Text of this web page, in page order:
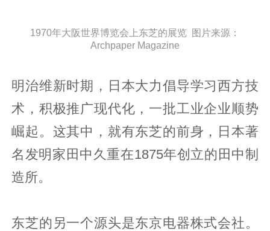
1970年大阪世界博览会上东芝的展览 图片来源：
Archpaper Magazine
明治维新时期，日本大力倡导学习西方技
术，积极推广现代化，一批工业企业顺势
崛起。这其中，就有东芝的前身，日本著
名发明家田中久重在1875年创立的田中制
造所。
东芝的另一个源头是东京电器株式会社。